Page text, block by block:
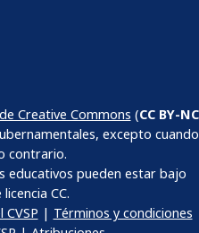
Creative Commons (CC BY-NC
excepto cuando
contrario.
educativos pueden estar bajo
CC.
| Términos y condiciones